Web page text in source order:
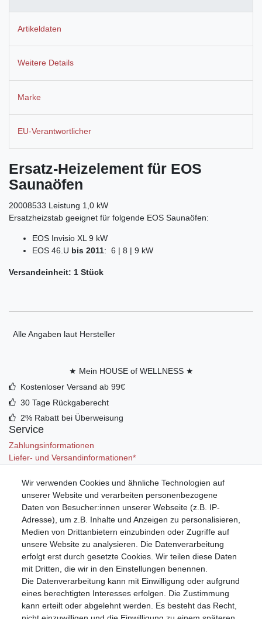
Artikeldaten
Weitere Details
Marke
EU-Verantwortlicher
Ersatz-Heizelement für EOS
Saunaöfen
20008533 Leistung 1,0 kW
Ersatzheizstab geeignet für folgende EOS Saunaöfen:
EOS Invisio XL 9 kW
EOS 46.U bis 2011: 6 | 8 | 9 kW
Versandeinheit: 1 Stück
Alle Angaben laut Hersteller
★ Mein HOUSE of WELLNESS ★
Kostenloser Versand ab 99€
30 Tage Rückgaberecht
2% Rabatt bei Überweisung
Service
Zahlungsinformationen
Liefer- und Versandinformationen*
Mein Konto
Registrieren
Anmelden (Login)
Warenkorb
Wir verwenden Cookies und ähnliche Technologien auf
unserer Website und verarbeiten personenbezogene
Daten von Besucher:innen unserer Webseite (z.B. IP-
Adresse), um z.B. Inhalte und Anzeigen zu personalisieren,
Medien von Drittanbietern einzubinden oder Zugriffe auf
unsere Website zu analysieren. Die Datenverarbeitung
erfolgt erst durch gesetzte Cookies. Wir teilen diese Daten
mit Dritten, die wir in den Einstellungen benennen.
Die Datenverarbeitung kann mit Einwilligung oder aufgrund
eines berechtigten Interesses erfolgen. Die Zustimmung
kann erteilt oder abgelehnt werden. Es besteht das Recht,